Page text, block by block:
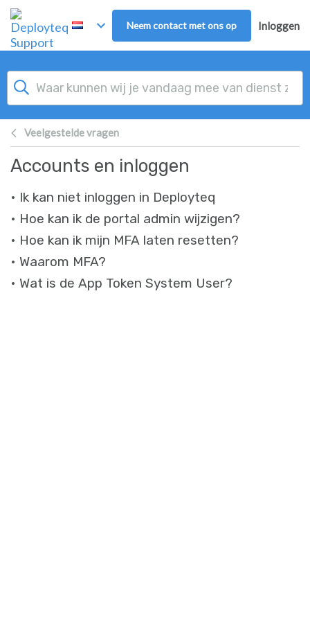
Overslaan naar hoofdinhoud
Neem contact met ons op Inloggen
Veelgestelde vragen
Accounts en inloggen
• Ik kan niet inloggen in Deployteq
• Hoe kan ik de portal admin wijzigen?
• Hoe kan ik mijn MFA laten resetten?
• Waarom MFA?
• Wat is de App Token System User?